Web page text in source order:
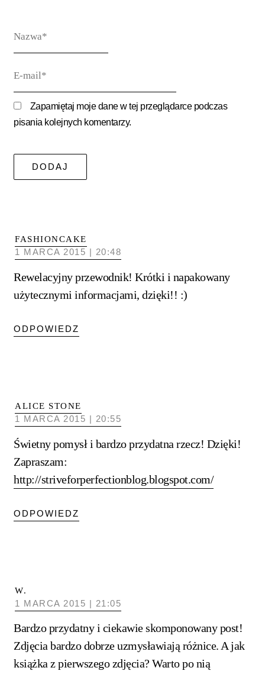
FASHIONCAKE
1 MARCA 2015 | 20:48
Rewelacyjny przewodnik! Krótki i napakowany
użytecznymi informacjami, dzięki!! :)
ODPOWIEDZ
ALICE STONE
1 MARCA 2015 | 20:55
Świetny pomysł i bardzo przydatna rzecz! Dzięki!
Zapraszam:
http://striveforperfectionblog.blogspot.com/
ODPOWIEDZ
W.
1 MARCA 2015 | 21:05
Bardzo przydatny i ciekawie skomponowany post!
Zdjęcia bardzo dobrze uzmysławiają różnice. A jak
książka z pierwszego zdjęcia? Warto po nią
mail*
Zapamiętaj moje dane w tej przeglądarce podczas
pisania kolejnych komentarzy.